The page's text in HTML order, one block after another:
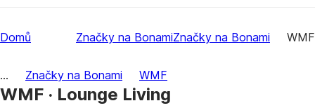
Domů Značky na BonamiZnačky na Bonami WMF
... Značky na Bonami WMF
WMF · Lounge Living